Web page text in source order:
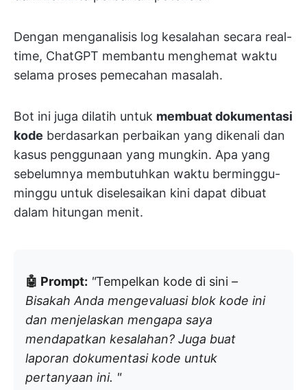
Dengan menganalisis log kesalahan secara real-
time, ChatGPT membantu menghemat waktu
selama proses pemecahan masalah.
Bot ini juga dilatih untuk membuat dokumentasi
kode berdasarkan perbaikan yang dikenali dan
kasus penggunaan yang mungkin. Apa yang
sebelumnya membutuhkan waktu berminggu-
minggu untuk diselesaikan kini dapat dibuat
dalam hitungan menit.
🤖 Prompt: "Tempelkan kode di sini –
Bisakah Anda mengevaluasi blok kode ini
dan menjelaskan mengapa saya
mendapatkan kesalahan? Juga buat
laporan dokumentasi kode untuk
pertanyaan ini. "